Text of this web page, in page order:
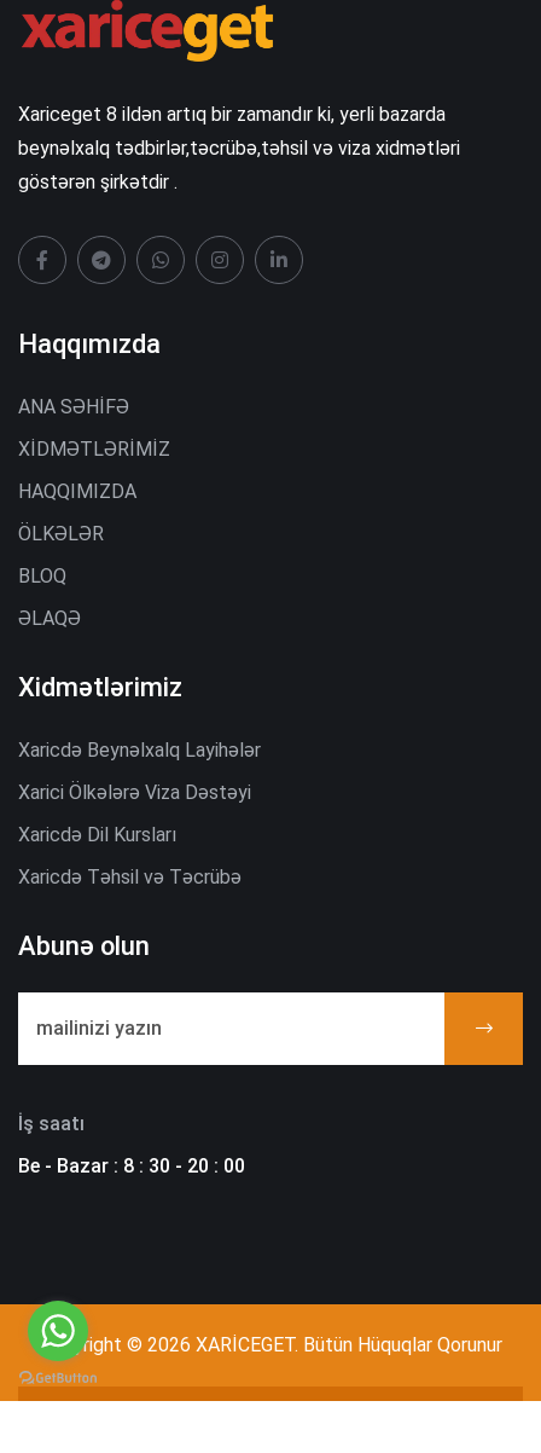
Xariceget 8 ildən artıq bir zamandır ki, yerli bazarda
beynəlxalq tədbirlər,təcrübə,təhsil və viza xidmətləri
göstərən şirkətdir .
Haqqımızda
ANA SƏHİFƏ
XİDMƏTLƏRİMİZ
HAQQIMIZDA
ÖLKƏLƏR
BLOQ
ƏLAQƏ
Xidmətlərimiz
Xaricdə Beynəlxalq Layihələr
Xarici Ölkələrə Viza Dəstəyi
Xaricdə Dil Kursları
Xaricdə Təhsil və Təcrübə
Abunə olun
İş saatı
Be - Bazar : 8 : 30 - 20 : 00
Copyright © 2026 XARİCEGET. Bütün Hüquqlar Qorunur